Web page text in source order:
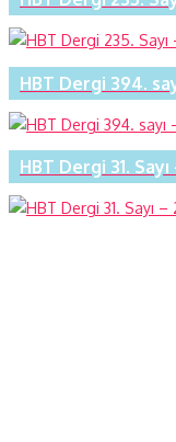
HBT Dergi 394.
HBT Dergi 31.